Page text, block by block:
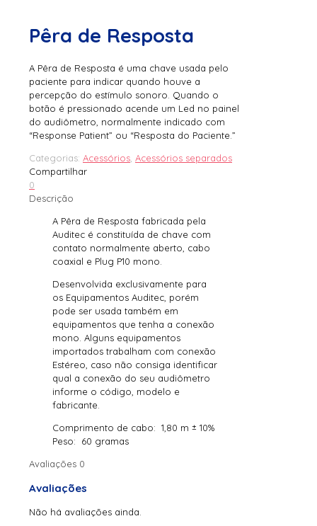
Pêra de Resposta
A Pêra de Resposta é uma chave usada pelo
paciente para indicar quando houve a
percepção do estímulo sonoro. Quando o
botão é pressionado acende um Led no painel
do audiômetro, normalmente indicado com
“Response Patient” ou “Resposta do Paciente.”
Categorias: Acessórios Acessórios separados
Compartilhar
0
Descrição
A Pêra de Resposta fabricada pela
Auditec é constituída de chave com
contato normalmente aberto, cabo
coaxial e Plug P10 mono.
Desenvolvida exclusivamente para
os Equipamentos Auditec, porém
pode ser usada também em
equipamentos que tenha a conexão
mono. Alguns equipamentos
importados trabalham com conexão
Estéreo, caso não consiga identificar
qual a conexão do seu audiômetro
informe o código, modelo e
fabricante.
Comprimento de cabo: 1,80 m ± 10%
Peso: 60 gramas
Avaliações 0
Avaliações
Não há avaliações ainda.